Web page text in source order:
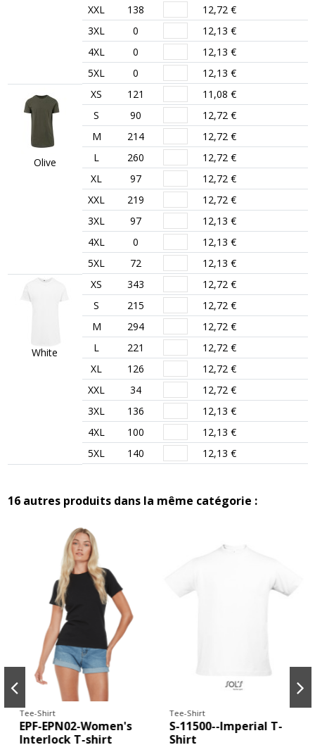
XXL
138
12,72 €
3XL
0
12,13 €
4XL
0
12,13 €
5XL
0 12,13 €
Olive
XS 121
11,08 €
S
90
12,72 €
M
214
12,72 €
L
260
12,72 €
XL
97
12,72 €
XXL
219
12,72 €
3XL
97
12,13 €
4XL
0
12,13 €
5XL
72 12,13 €
White
XS 343
12,72 €
S
215
12,72 €
M
294
12,72 €
L
221
12,72 €
XL
126
12,72 €
XXL
34
12,72 €
3XL
136
12,13 €
4XL
100
12,13 €
5XL
140 12,13 €
16 autres produits dans la même catégorie :
Tee-Shirt
EPF-EPN02-Women's
Interlock T-shirt
Tee-Shirt
S-11500--Imperial T-
Shirt